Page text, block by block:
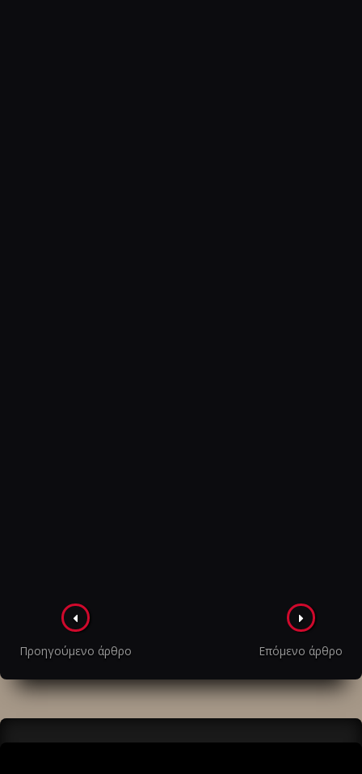
Πλοήγηση
στα
άρθρα
Προηγούμενο άρθρο Επόμενο άρθρο